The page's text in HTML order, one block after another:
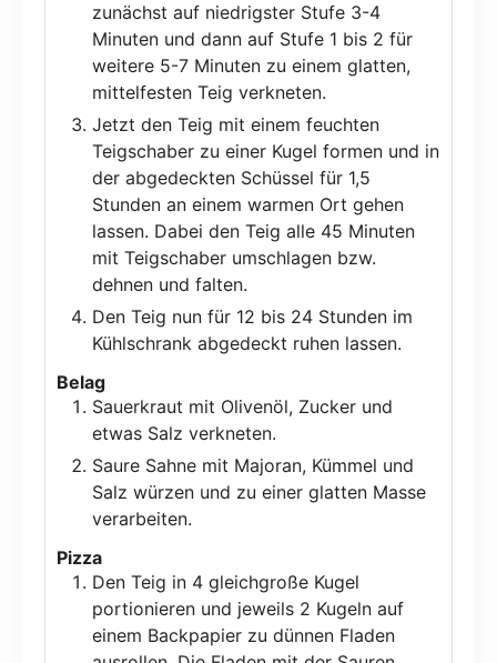
zunächst auf niedrigster Stufe 3-4
Minuten und dann auf Stufe 1 bis 2 für
weitere 5-7 Minuten zu einem glatten,
mittelfesten Teig verkneten.
Jetzt den Teig mit einem feuchten
Teigschaber zu einer Kugel formen und in
der abgedeckten Schüssel für 1,5
Stunden an einem warmen Ort gehen
lassen. Dabei den Teig alle 45 Minuten
mit Teigschaber umschlagen bzw.
dehnen und falten.
Den Teig nun für 12 bis 24 Stunden im
Kühlschrank abgedeckt ruhen lassen.
Belag
Sauerkraut mit Olivenöl, Zucker und
etwas Salz verkneten.
Saure Sahne mit Majoran, Kümmel und
Salz würzen und zu einer glatten Masse
verarbeiten.
Pizza
Den Teig in 4 gleichgroße Kugel
portionieren und jeweils 2 Kugeln auf
einem Backpapier zu dünnen Fladen